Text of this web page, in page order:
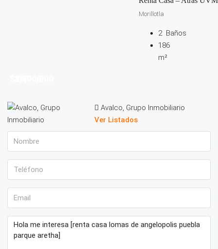
Morillotla
2 Baños
186
m²
Avalco, Grupo Inmobiliario
Ver Listados